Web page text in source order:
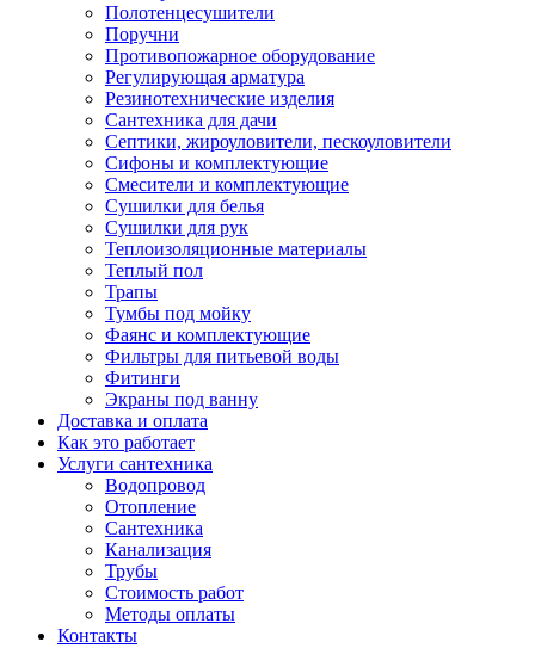
Полотенцесушители
Поручни
Противопожарное оборудование
Регулирующая арматура
Резинотехнические изделия
Сантехника для дачи
Септики, жироуловители, пескоуловители
Сифоны и комплектующие
Смесители и комплектующие
Сушилки для белья
Сушилки для рук
Теплоизоляционные материалы
Теплый пол
Трапы
Тумбы под мойку
Фаянс и комплектующие
Фильтры для питьевой воды
Фитинги
Экраны под ванну
Доставка и оплата
Как это работает
Услуги сантехника
Водопровод
Отопление
Сантехника
Канализация
Трубы
Стоимость работ
Методы оплаты
Контакты